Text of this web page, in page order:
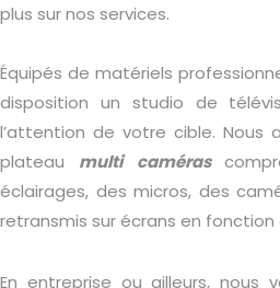
plus sur nos services.
Équipés de matériels
disposition un studio de
l’attention de votre cible. Nous
plateau multi caméras
éclairages, des micros, des
retransmis sur écrans en
En entreprise ou ailleurs, nous